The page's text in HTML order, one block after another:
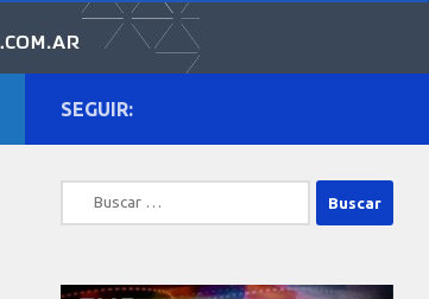
SEGUIR:
Buscar: